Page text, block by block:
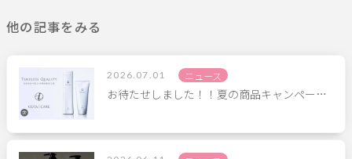
他の記事をみる
2026.07.01 ニュース
お待たせしました！！夏の商品キャンペー…